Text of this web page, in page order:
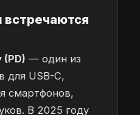
(PD) — один из
для USB-C,
смартфонов,
В 2025 году